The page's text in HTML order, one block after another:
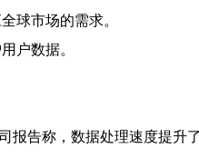
球市场的需求。
户数据。
告称，数据处理速度提升